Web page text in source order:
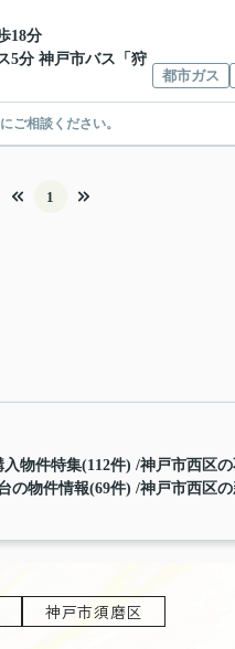
18分
5分 神戸市バス「狩
都市ガス
ご相談ください。
1
物件特集(112件) 神戸市西区
の物件情報(69件)
神戸市西区
神戸市須磨区